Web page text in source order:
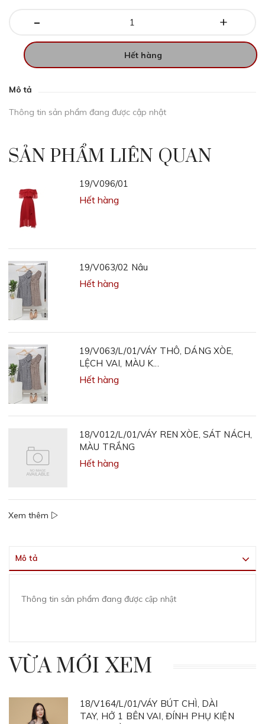
- +
Hết hàng
Mô tả
Thông tin sản phẩm đang được cập nhật
SẢN PHẨM LIÊN QUAN
19/V096/01
Hết hàng
19/V063/02 Nâu
Hết hàng
19/V063/L/01/VÁY THÔ, DÁNG XÒE,
LỆCH VAI, MÀU K...
Hết hàng
18/V012/L/01/VÁY REN XÒE, SÁT NÁCH,
MÀU TRẮNG
Hết hàng
Xem thêm
Mô tả
Thông tin sản phẩm đang được cập nhật
VỪA MỚI XEM
18/V164/L/01/VÁY BÚT CHÌ, DÀI
TAY, HỞ 1 BÊN VAI, ĐÍNH PHỤ KIỆN